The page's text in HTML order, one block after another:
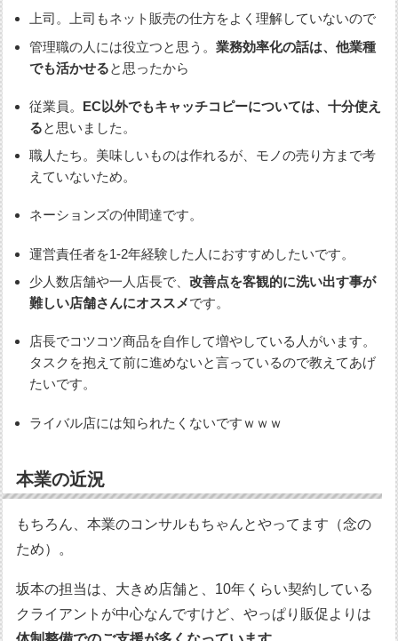
上司。上司もネット販売の仕方をよく理解していないので
管理職の人には役立つと思う。業務効率化の話は、他業種
でも活かせると思ったから
従業員。 EC以外でもキャッチコピーについては、十分使え
ると思いました。
職人たち。美味しいものは作れるが、モノの売り方まで考
えていないため。
ネーションズの仲間達です。
運営責任者を1-2年経験した人におすすめしたいです。
少人数店舗や一人店長で、改善点を客観的に洗い出す事が
難しい店舗さんにオススメです。
店長でコツコツ商品を自作して増やしている人がいます。
タスクを抱えて前に進めないと言っているので教えてあげ
たいです。
ライバル店には知られたくないですｗｗｗ
本業の近況
もちろん、本業のコンサルもちゃんとやってます（念の
ため）。
坂本の担当は、大きめ店舗と、10年くらい契約している
クライアントが中心なんですけど、やっぱり販促よりは